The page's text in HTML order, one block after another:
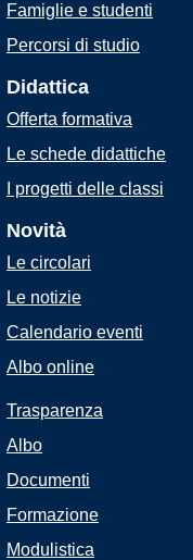
Famiglie e studenti
Percorsi di studio
Didattica
Offerta formativa
Le schede didattiche
I progetti delle classi
Novità
Le circolari
Le notizie
Calendario eventi
Albo online
Trasparenza
Albo
Documenti
Formazione
Modulistica